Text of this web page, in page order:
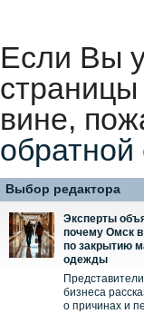
Если Вы
вине,
обратной
Выбор редактора
Эксперты
почему Омск
по закрытию
одежды
бизнеса
о причинах и